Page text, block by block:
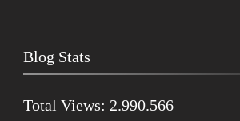
Blog Stats
Total Views: 2.990.566